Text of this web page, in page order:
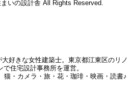
いの設計舎 All Rights Reserved.
好きな女性建築士。東京都江東区のリノ
住宅設計事務所を運営。
猫・カメラ・旅・花・珈琲・映画・読書♪